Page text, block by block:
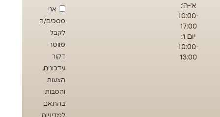
א'-ה':
10:00-
17:00
יום ו':
10:00-
13:00
אני
מסכים/ה
לקבל
מווטר
דקור
עדכונים,
הצעות
והטבות
בהתאם